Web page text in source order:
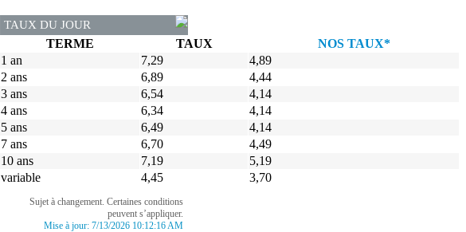
TAUX DU JOUR
TERME TAUX
NOS TAUX*
1 an
7,29
4,89
2 ans
6,89
4,44
3 ans
6,54
4,14
4 ans
6,34
4,14
5 ans
6,49
4,14
7 ans
6,70
4,49
10 ans
7,19
5,19
variable
4,45 3,70
Sujet à changement. Certaines conditions
peuvent s’appliquer.
Mise à jour: 7/13/2026 10:12:16 AM